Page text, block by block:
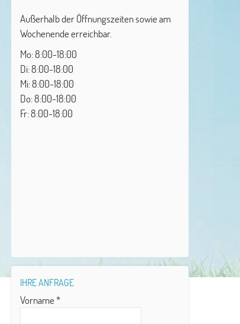
Außerhalb der Öffnungszeiten sowie am
Wochenende erreichbar.
Mo: 8:00-18:00
Di: 8:00-18:00
Mi: 8:00-18:00
Do: 8:00-18:00
Fr: 8:00-18:00
IHRE ANFRAGE
Vorname*